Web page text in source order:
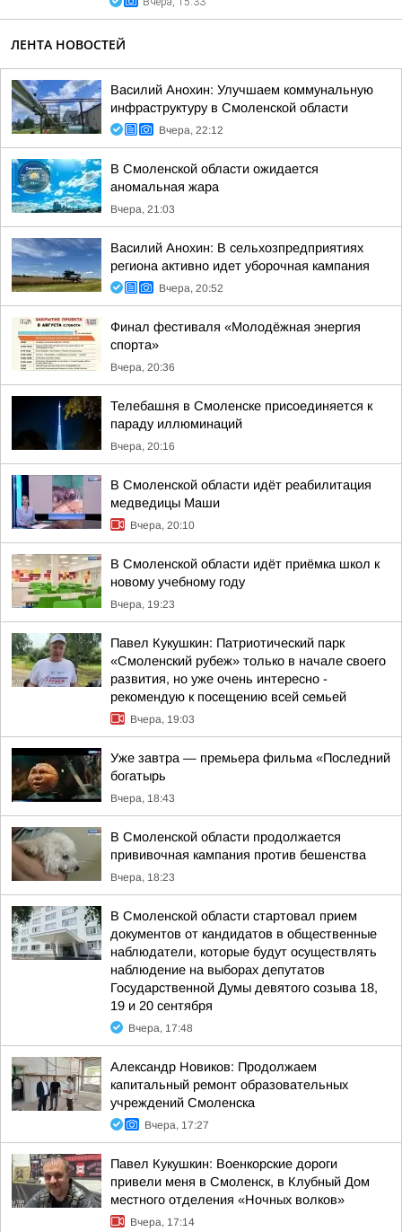
ЛЕНТА НОВОСТЕЙ
Василий Анохин: Улучшаем коммунальную
инфраструктуру в Смоленской области
Вчера, 22:12
В Смоленской области ожидается
аномальная жара
Вчера, 21:03
Василий Анохин: В сельхозпредприятиях
региона активно идет уборочная кампания
Вчера, 20:52
Финал фестиваля «Молодёжная энергия
спорта»
Вчера, 20:36
Телебашня в Смоленске присоединяется к
параду иллюминаций
Вчера, 20:16
В Смоленской области идёт реабилитация
медведицы Маши
Вчера, 20:10
В Смоленской области идёт приёмка школ к
новому учебному году
Вчера, 19:23
Павел Кукушкин: Патриотический парк
«Смоленский рубеж» только в начале своего
развития, но уже очень интересно -
рекомендую к посещению всей семьей
Вчера, 19:03
Уже завтра — премьера фильма «Последний
богатырь
Вчера, 18:43
В Смоленской области продолжается
прививочная кампания против бешенства
Вчера, 18:23
В Смоленской области стартовал прием
документов от кандидатов в общественные
наблюдатели, которые будут осуществлять
наблюдение на выборах депутатов
Государственной Думы девятого созыва 18,
19 и 20 сентября
Вчера, 17:48
Александр Новиков: Продолжаем
капитальный ремонт образовательных
учреждений Смоленска
Вчера, 17:27
Павел Кукушкин: Военкорские дороги
привели меня в Смоленск, в Клубный Дом
местного отделения «Ночных волков»
Вчера, 17:14